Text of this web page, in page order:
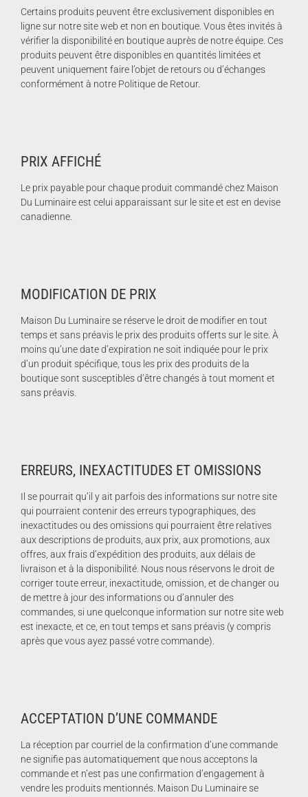
Certains produits peuvent être exclusivement disponibles en
ligne sur notre site web et non en boutique. Vous êtes invités à
vérifier la disponibilité en boutique auprès de notre équipe. Ces
produits peuvent être disponibles en quantités limitées et
peuvent uniquement faire l’objet de retours ou d’échanges
conformément à notre Politique de Retour.
PRIX AFFICHÉ
Le prix payable pour chaque produit commandé chez Maison
Du Luminaire est celui apparaissant sur le site et est en devise
canadienne.
MODIFICATION DE PRIX
Maison Du Luminaire se réserve le droit de modifier en tout
temps et sans préavis le prix des produits offerts sur le site. À
moins qu’une date d’expiration ne soit indiquée pour le prix
d’un produit spécifique, tous les prix des produits de la
boutique sont susceptibles d’être changés à tout moment et
sans préavis.
ERREURS, INEXACTITUDES ET OMISSIONS
Il se pourrait qu’il y ait parfois des informations sur notre site
qui pourraient contenir des erreurs typographiques, des
inexactitudes ou des omissions qui pourraient être relatives
aux descriptions de produits, aux prix, aux promotions, aux
offres, aux frais d’expédition des produits, aux délais de
livraison et à la disponibilité. Nous nous réservons le droit de
corriger toute erreur, inexactitude, omission, et de changer ou
de mettre à jour des informations ou d’annuler des
commandes, si une quelconque information sur notre site web
est inexacte, et ce, en tout temps et sans préavis (y compris
après que vous ayez passé votre commande).
ACCEPTATION D’UNE COMMANDE
La réception par courriel de la confirmation d’une commande
ne signifie pas automatiquement que nous acceptons la
commande et n’est pas une confirmation d’engagement à
vendre les produits mentionnés. Maison Du Luminaire se